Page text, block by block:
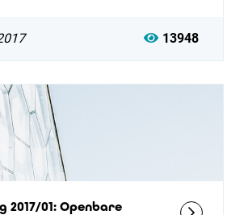
13948
2017/01: Openbare